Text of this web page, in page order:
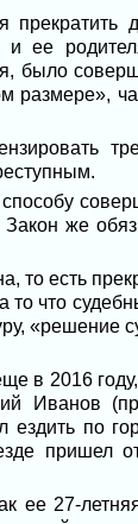
прекратить
и ее
было
размере»,
же
то есть
то что
«решение
в 2016 году,
Иванов
ездить по
пришел
ее 27-